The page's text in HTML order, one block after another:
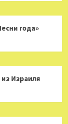
года»
Израиля